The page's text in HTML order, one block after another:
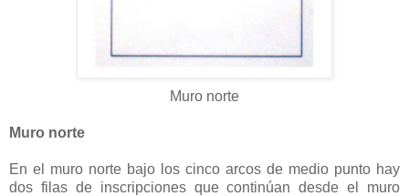
Muro norte
Muro norte
En el muro norte bajo los cinco arcos de medio punto hay
dos filas de inscripciones que continúan desde el muro